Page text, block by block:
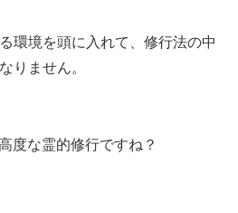
環境を頭に入れて、修行法の中
りません。
度な霊的修行ですね？